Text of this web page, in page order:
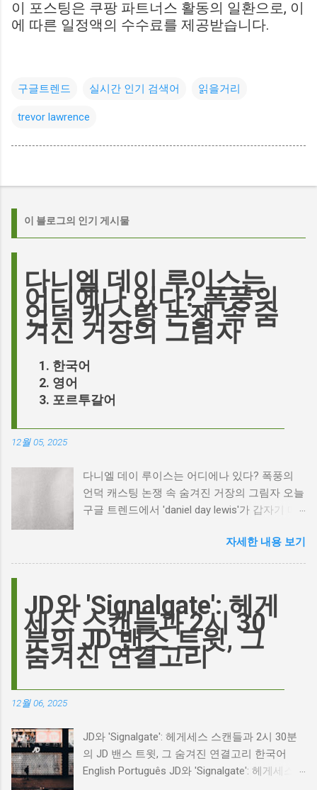
이 포스팅은 쿠팡 파트너스 활동의 일환으로, 이
에 따른 일정액의 수수료를 제공받습니다.
구글트렌드 실시간 인기 검색어 읽을거리
trevor lawrence
이 블로그의 인기 게시물
다니엘 데이 루이스는
어디에나 있다? 폭풍의
언덕 캐스팅 논쟁 속 숨
겨진 거장의 그림자
한국어
영어
포르투갈어
12월 05, 2025
다니엘 데이 루이스는 어디에나 있다? 폭풍의
언덕 캐스팅 논쟁 속 숨겨진 거장의 그림자 오늘
구글 트렌드에서 'daniel day lewis'가 갑자기 떠
이름이 왜 다시 사람들의 입에 오르내리는 걸까
요? 표면적으로는 마고 로비가 제작하고 주연을
이 그 시작입니다. 하지만 그 이면에는 '연기'라
는 예술에 대한 깊은 갈망과, 완벽주의를 향한
끊임없는 열망이 숨겨져 있습니다. Photo by
Plufow Le Studio on Unsplash 폭풍의 언덕, 그
리고 캐스팅 논쟁의 불씨 최근 몇 주 동안 영화
하는 동시에 우려를 표했습니다. 일부에서는 엘
로디의 이미지가 원작 속 히스클리프와는 다소
거리가 있다는 의견을 제시하며 캐스팅에 대한
자세한 내용 보기
JD와 'Signalgate': 헤게
세스 스캔들과 2시 30
분의 JD 밴스 트윗, 그
숨겨진 연결고리
12월 06, 2025
JD와 'Signalgate': 헤게세스 스캔들과 2시 30분
의 JD 밴스 트윗, 그 숨겨진 연결고리 한국어
English Português JD와 'Signalgate': 헤게세스